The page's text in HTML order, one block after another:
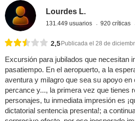
Lourdes L.
131.449 usuarios 920 críticas
2,5 Publicada el 28 de
Excursión para jubilados que necesitan
pasatiempo. En el aeropuerto, a la
aventura y milagro que sea su apoyo en
percance y..., la primera vez que tienes
personajes, tu inmediata impresión es
dictatorial sentencia presenta!; a